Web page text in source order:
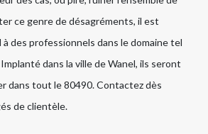
ce genre de désagréments, il est
des professionnels dans le domaine tel
dans la ville de Wanel, ils seront
dans tout le 80490. Contactez dès
de clientèle.